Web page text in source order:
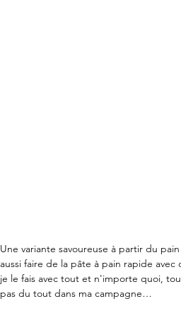
Une variante savoureuse à partir du
aussi faire de la pâte à pain rapide
je le fais avec tout et n'importe quoi,
pas du tout dans ma campagne…